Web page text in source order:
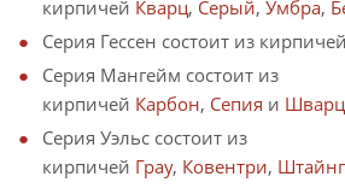
кирпичей Кварц, Серый, Умбра,
Серия Гессен состоит из кирпичей
Серия Мангейм состоит из
кирпичей Карбон, Сепия и Шварц
Серия Уэльс состоит из
кирпичей Грау, Ковентри,